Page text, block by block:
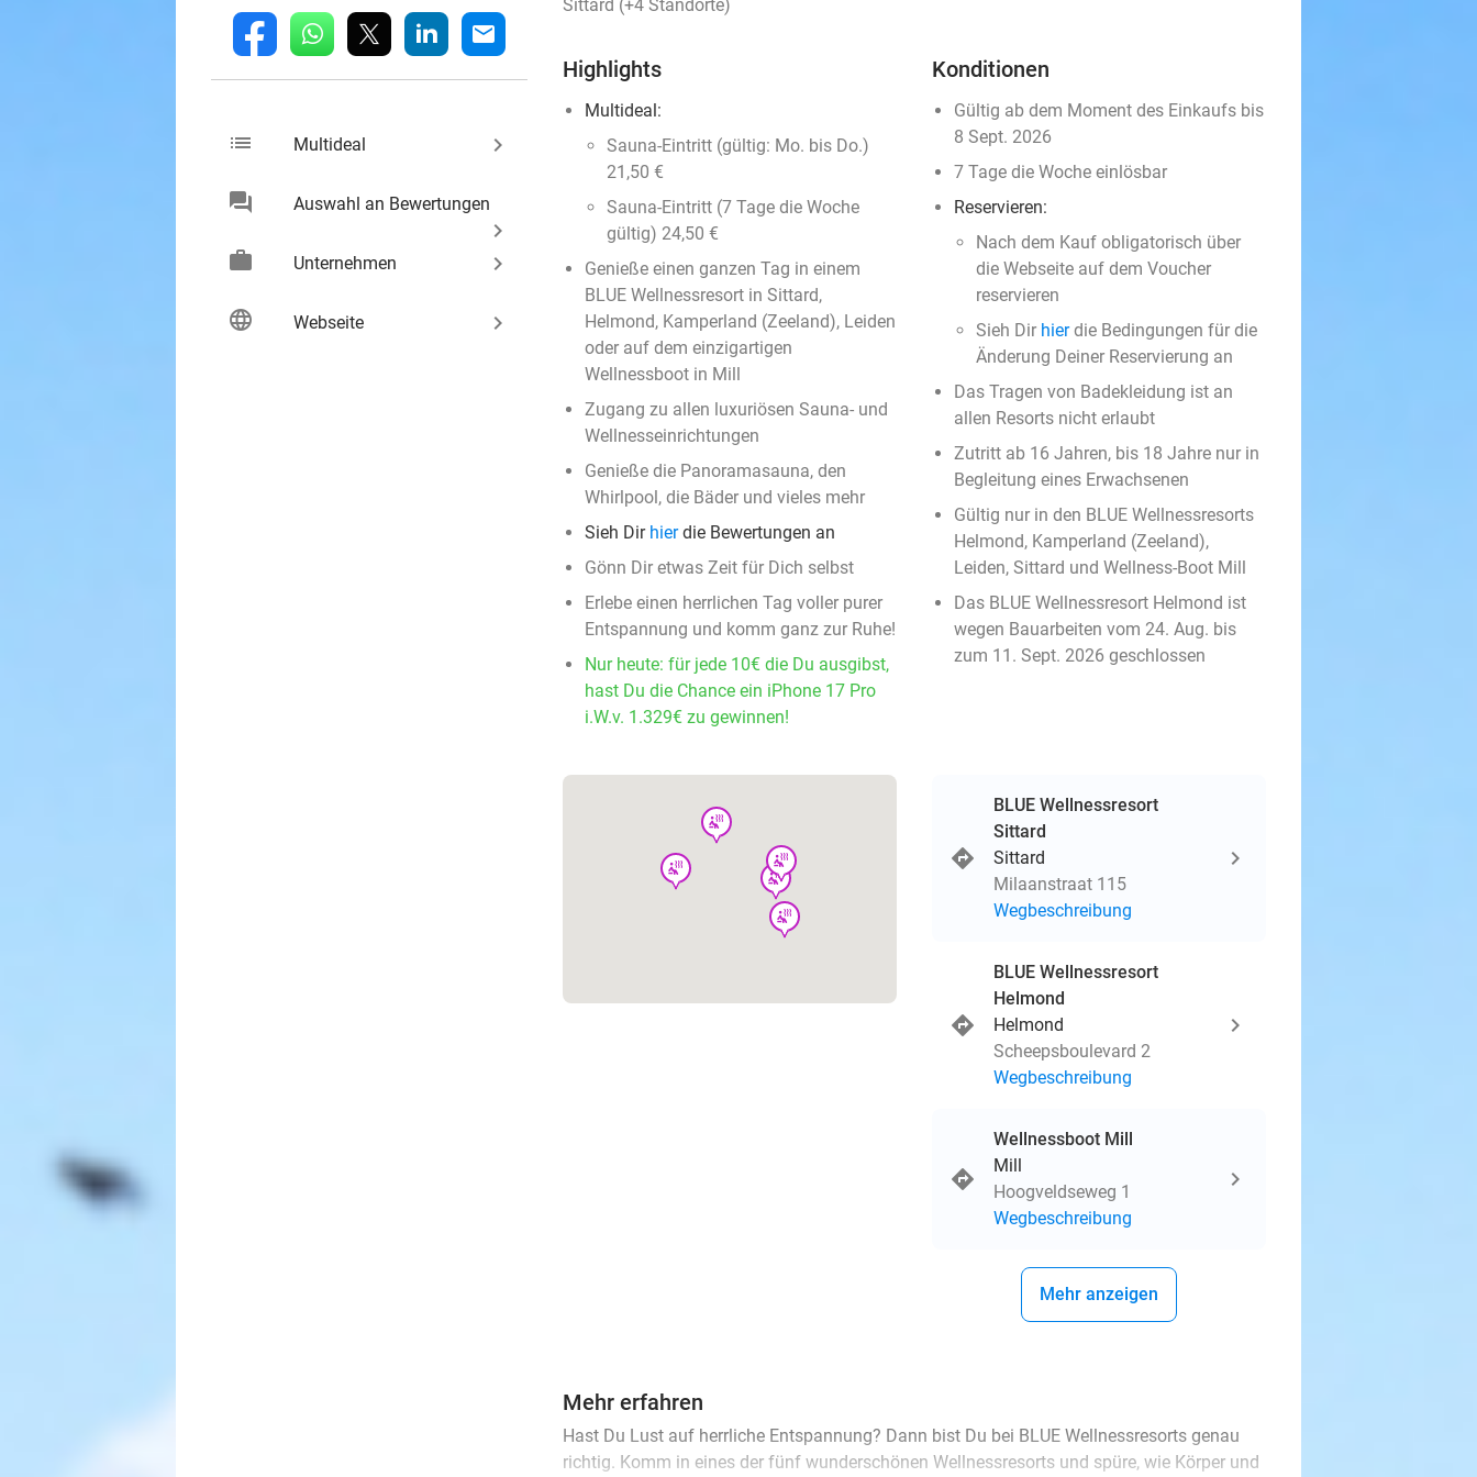
fb whatsapp linkedin mail
list Multideal keyboard_arrow_right
chat Auswahl an Bewertungen
keyboard_arrow_right
work
Unternehmen keyboard_arrow_right
language Webseite keyboard_arrow_right
Sittard (+4 Standorte)
Highlights
Multideal:
Sauna-Eintritt (gültig: Mo. bis Do.)
21,50 €
Sauna-Eintritt (7 Tage die Woche
gültig) 24,50 €
Genieße einen ganzen Tag in einem
BLUE Wellnessresort in Sittard,
Helmond, Kamperland (Zeeland), Leiden
oder auf dem einzigartigen
Wellnessboot in Mill
Zugang zu allen luxuriösen Sauna- und
Wellnesseinrichtungen
Genieße die Panoramasauna, den
Whirlpool, die Bäder und vieles mehr
Sieh Dir hierdie Bewertungen an
Gönn Dir etwas Zeit für Dich selbst
Erlebe einen herrlichen Tag voller purer
Entspannung und komm ganz zur Ruhe!
Nur heute: für jede 10€ die Du ausgibst,
hast Du die Chance ein iPhone 17 Pro
i.W.v. 1.329€ zu gewinnen!
Konditionen
Gültig ab dem Moment des Einkaufs bis
8 Sept. 2026
7 Tage die Woche einlösbar
Reservieren:
​Nach dem Kauf obligatorisch über
die Webseite auf dem Voucher
reservieren
Sieh Dir hierdie Bedingungen für die
Änderung Deiner Reservierung an
Das Tragen von Badekleidung ist an
allen Resorts nicht erlaubt
Zutritt ab 16 Jahren, bis 18 Jahre nur in
Begleitung eines Erwachsenen
Gültig nur in den BLUE Wellnessresorts
Helmond, Kamperland (Zeeland),
Leiden, Sittard und Wellness-Boot Mill
Das BLUE Wellnessresort Helmond ist
wegen Bauarbeiten vom 24. Aug. bis
zum 11. Sept. 2026 geschlossen
wellness
wellness
wellness
wellness
wellness
BLUE Wellnessresort
Sittard
Sittard
Milaanstraat 115
Wegbeschreibung
BLUE Wellnessresort
Helmond
Helmond
Scheepsboulevard 2
Wegbeschreibung
Wellnessboot Mill
Mill
Hoogveldseweg 1
Wegbeschreibung
Mehr anzeigen
Mehr erfahren
Hast Du Lust auf herrliche Entspannung? Dann bist Du bei BLUE Wellnessresorts genau
richtig. Komm in eines der fünf wunderschönen Wellnessresorts und spüre, wie Körper und